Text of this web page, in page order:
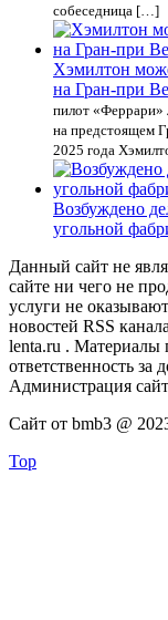
собеседница […]
Хэмилтон
на Гран-при
пилот «Феррари»
на предстоящем
2025 года
Возбуждено
угольной
Данный сайт не
сайте ни чего не
услуги не
новостей RSS
lenta.ru . Материалы
ответственность за
Администрация
Сайт от bmb3 @
Top